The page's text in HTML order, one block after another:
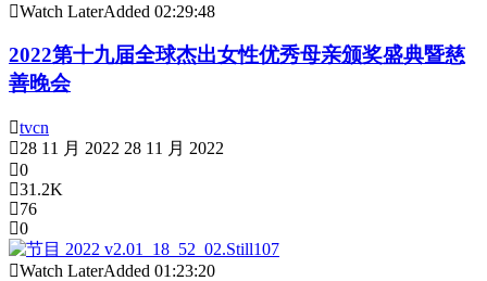
Watch LaterAdded 02:29:48
2022第十九届全球杰出女性优秀母亲颁奖盛典暨慈
善晚会
tvcn
28 11 月 2022 28 11 月 2022
0
31.2K
76
0
Watch LaterAdded 01:23:20